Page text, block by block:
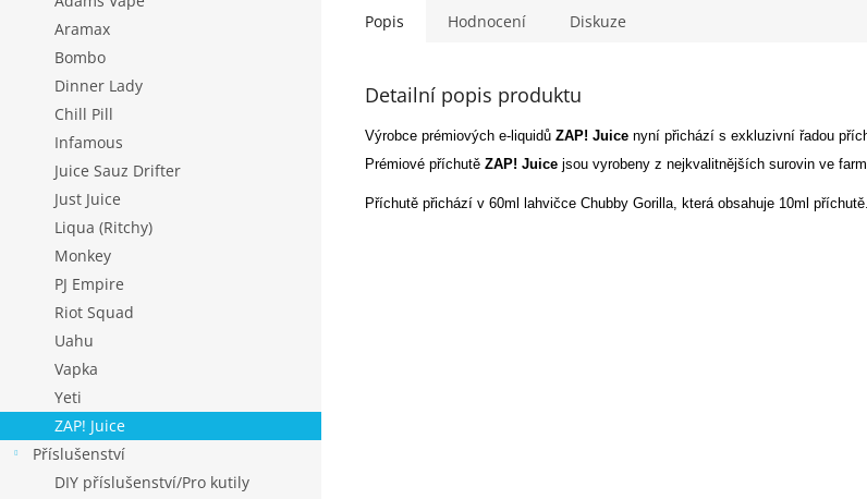
Aramax
Bombo
Dinner Lady
Chill Pill
Infamous
Juice Sauz Drifter
Just Juice
Liqua (Ritchy)
Monkey
PJ Empire
Riot Squad
Uahu
Vapka
Yeti
ZAP! Juice
Příslušenství
DIY příslušenství/Pro kutily
Popis Hodnocení Diskuze
Detailní popis produktu
Výrobce prémiových e-liquidů ZAP! Juice nyní přichází s exkluzivní řadou
Prémiové příchutě ZAP! Juice jsou vyrobeny z nejkvalitnějších surovin ve
Příchutě přichází v 60ml lahvičce Chubby Gorilla, která obsahuje 10ml